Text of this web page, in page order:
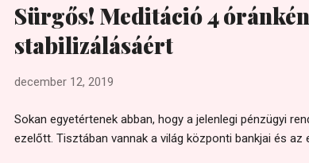
Sürgős! Meditáció 4
stabilizálásáért
december 12, 2019
Sokan egyetértenek abban, hogy a jelenlegi pénzügyi
ezelőtt. Tisztában vannak a világ központi bankjai és az